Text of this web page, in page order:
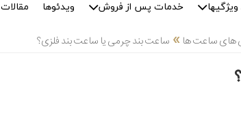
خدمات پس از فروش ویدئوها مقالات
های ساعت ها » ساعت بند چرمی یا ساعت بند فلزی؟